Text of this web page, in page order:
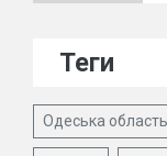
Теги
Одеська область